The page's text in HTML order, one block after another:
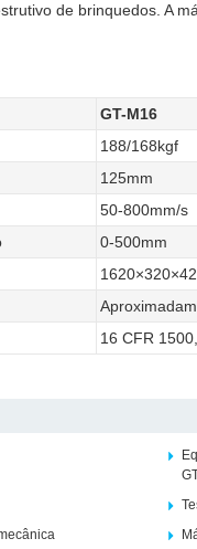
de brinquedos. A
GT-M16
188/168kgf
125mm
50-800mm/s
0-500mm
16 CFR